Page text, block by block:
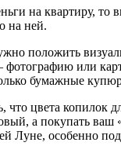
на квартиру, то
на ней.
положить
или
бумажные
что цвета копилок
а покупать
Луне, особенно